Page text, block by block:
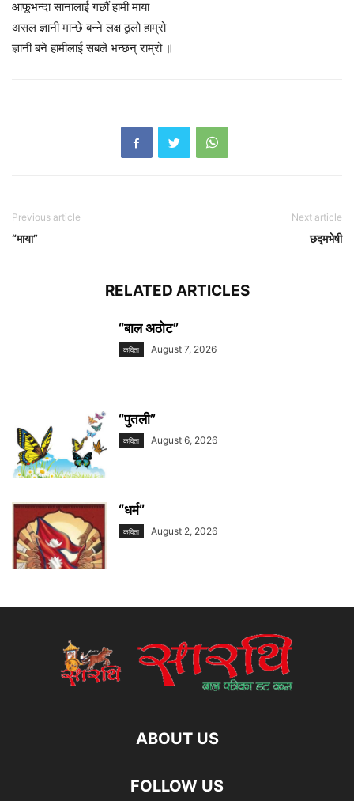
आफूभन्दा सानालाई गर्छौँ हामी माया
असल ज्ञानी मान्छे बन्ने लक्ष ठूलो हाम्रो
ज्ञानी बने हामीलाई सबले भन्छन् राम्रो ॥
Previous article
“माया”
Next article
छद्मभेषी
RELATED ARTICLES
“बाल अठोट”
कविता August 7, 2026
“पुतली”
कविता August 6, 2026
“धर्म”
कविता August 2, 2026
ABOUT US
FOLLOW US